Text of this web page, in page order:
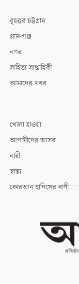
বৃহত্তর চট্টগ্রাম
গ্রাম-গঞ্জ
নগর
সাহিত্য সাপ্তাহিকী
আমাদের খবর
খোলা হাওয়া
আগামীদের আসর
নারী
স্বাস্থ্য
কোরআন হাদিসের বাণী